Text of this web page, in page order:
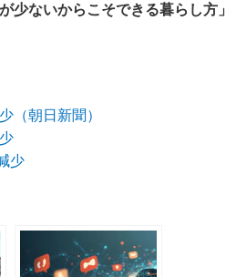
が少ないからこそできる暮らし方」
（朝日新聞）
少